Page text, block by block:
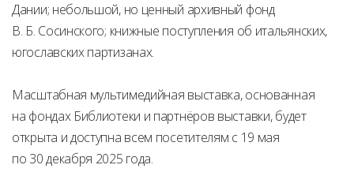
Дании; небольшой, но ценный архивный фонд
В. Б. Сосинского; книжные поступления об итальянских,
югославских партизанах.
Масштабная мультимедийная выставка, основанная
на фондах Библиотеки и партнёров выставки, будет
открыта и доступна всем посетителям с 19 мая
по 30 декабря 2025 года.